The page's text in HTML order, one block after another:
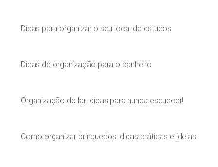
Dicas para organizar o seu local de estudos
Dicas de organização para o banheiro
Organização do lar: dicas para nunca esquecer!
Como organizar brinquedos: dicas práticas e ideias